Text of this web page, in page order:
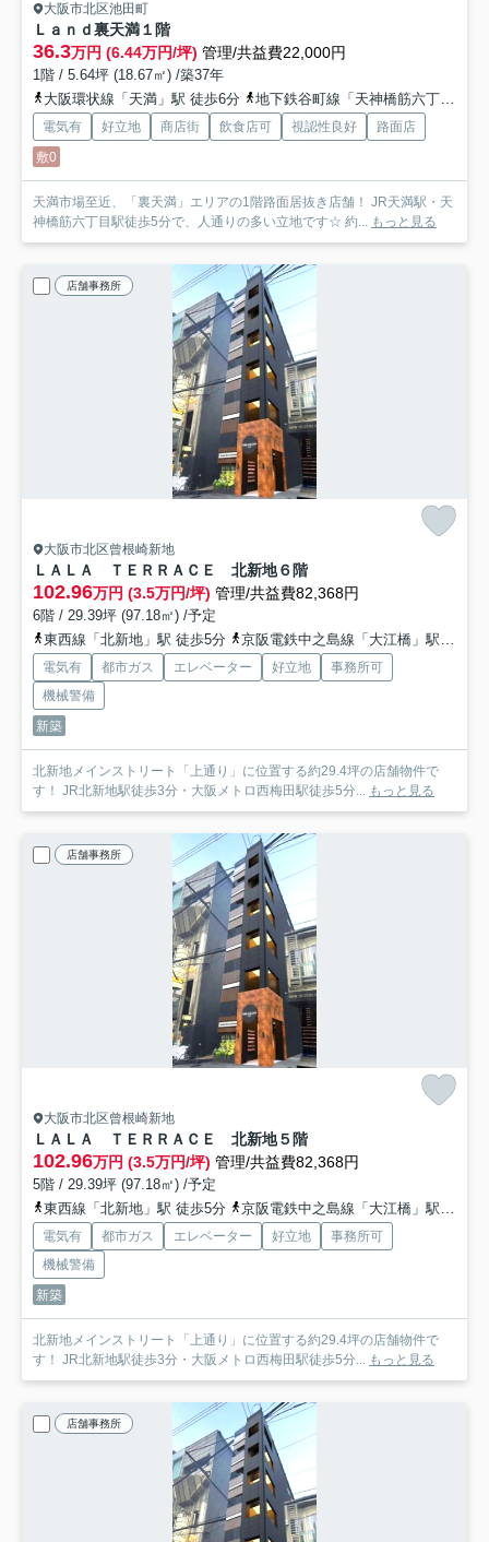
大阪市北区池田町
Ｌａｎｄ裏天満１階
36.3万円 (6.44万円/坪) 管理/共益費22,000円
1階 / 5.64坪 (18.67㎡) /築37年
大阪環状線「天満」駅 徒歩6分
地下鉄谷町線「天神橋筋六丁目」駅 徒歩7分
電気有 好立地 商店街 飲食店可 視認性良好
路面店
敷0
天満市場至近、「裏天満」エリアの1階路面居抜き店舗！ JR天満駅・天
神橋筋六丁目駅徒歩5分で、人通りの多い立地です☆ 約... もっと見る
店舗事務所
大阪市北区曾根崎新地
ＬＡＬＡ ＴＥＲＲＡＣＥ 北新地６階
102.96万円 (3.5万円/坪) 管理/共益費82,368円
6階 / 29.39坪 (97.18㎡) /予定
東西線「北新地」駅 徒歩5分
京阪電鉄中之島線「大江橋」駅 徒歩6分
電気有 都市ガス エレベーター 好立地
事務所可
機械警備
新築
北新地メインストリート「上通り」に位置する約29.4坪の店舗物件で
す！ JR北新地駅徒歩3分・大阪メトロ西梅田駅徒歩5分... もっと見る
店舗事務所
大阪市北区曾根崎新地
ＬＡＬＡ ＴＥＲＲＡＣＥ 北新地５階
102.96万円 (3.5万円/坪) 管理/共益費82,368円
5階 / 29.39坪 (97.18㎡) /予定
東西線「北新地」駅 徒歩5分
京阪電鉄中之島線「大江橋」駅 徒歩6分
電気有 都市ガス エレベーター 好立地
事務所可
機械警備
新築
北新地メインストリート「上通り」に位置する約29.4坪の店舗物件で
す！ JR北新地駅徒歩3分・大阪メトロ西梅田駅徒歩5分... もっと見る
店舗事務所